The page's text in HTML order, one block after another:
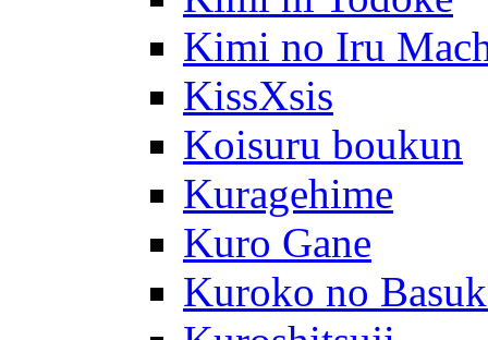
Kimi no Iru
KissXsis
Koisuru boukun
Kuragehime
Kuro Gane
Kuroko no